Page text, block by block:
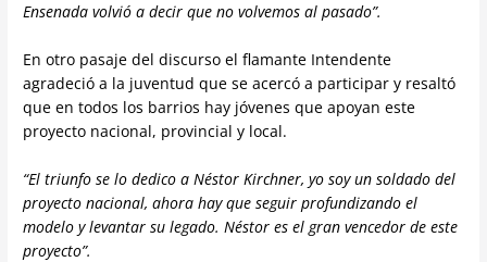
Ensenada volvió a decir que no volvemos al pasado”.
En otro pasaje del discurso el flamante Intendente
agradeció a la juventud que se acercó a participar y resaltó
que en todos los barrios hay jóvenes que apoyan este
proyecto nacional, provincial y local.
“El triunfo se lo dedico a Néstor Kirchner, yo soy un soldado del
proyecto nacional, ahora hay que seguir profundizando el
modelo y levantar su legado. Néstor es el gran vencedor de este
proyecto”.